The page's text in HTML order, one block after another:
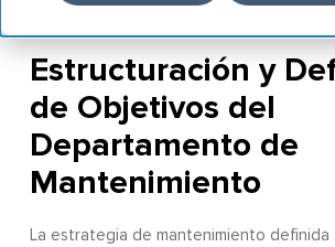
Estructuración y
de Objetivos del
Departamento de
Mantenimiento
La estrategia de mantenimiento definida